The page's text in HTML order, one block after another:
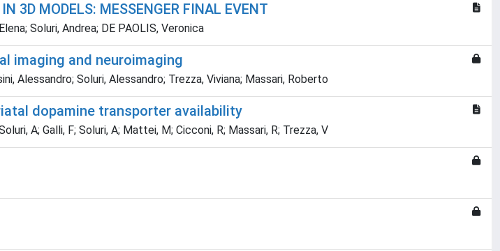
3D MODELS: MESSENGER FINAL EVENT
Soluri, Andrea; DE PAOLIS, Veronica
imaging and neuroimaging
Alessandro; Soluri, Alessandro; Trezza, Viviana; Massari, Roberto
dopamine transporter availability
A; Galli, F; Soluri, A; Mattei, M; Cicconi, R; Massari, R; Trezza, V